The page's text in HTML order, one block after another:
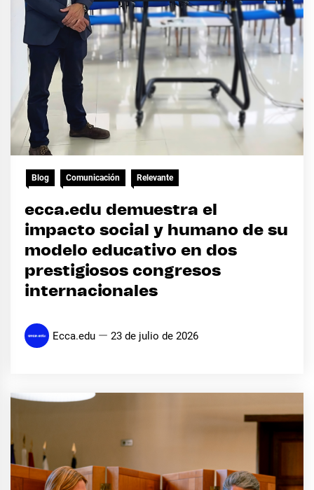
Blog Comunicación Relevante
ecca.edu demuestra el
impacto social y humano de su
modelo educativo en dos
prestigiosos congresos
internacionales
Ecca.edu 23 de julio de 2026